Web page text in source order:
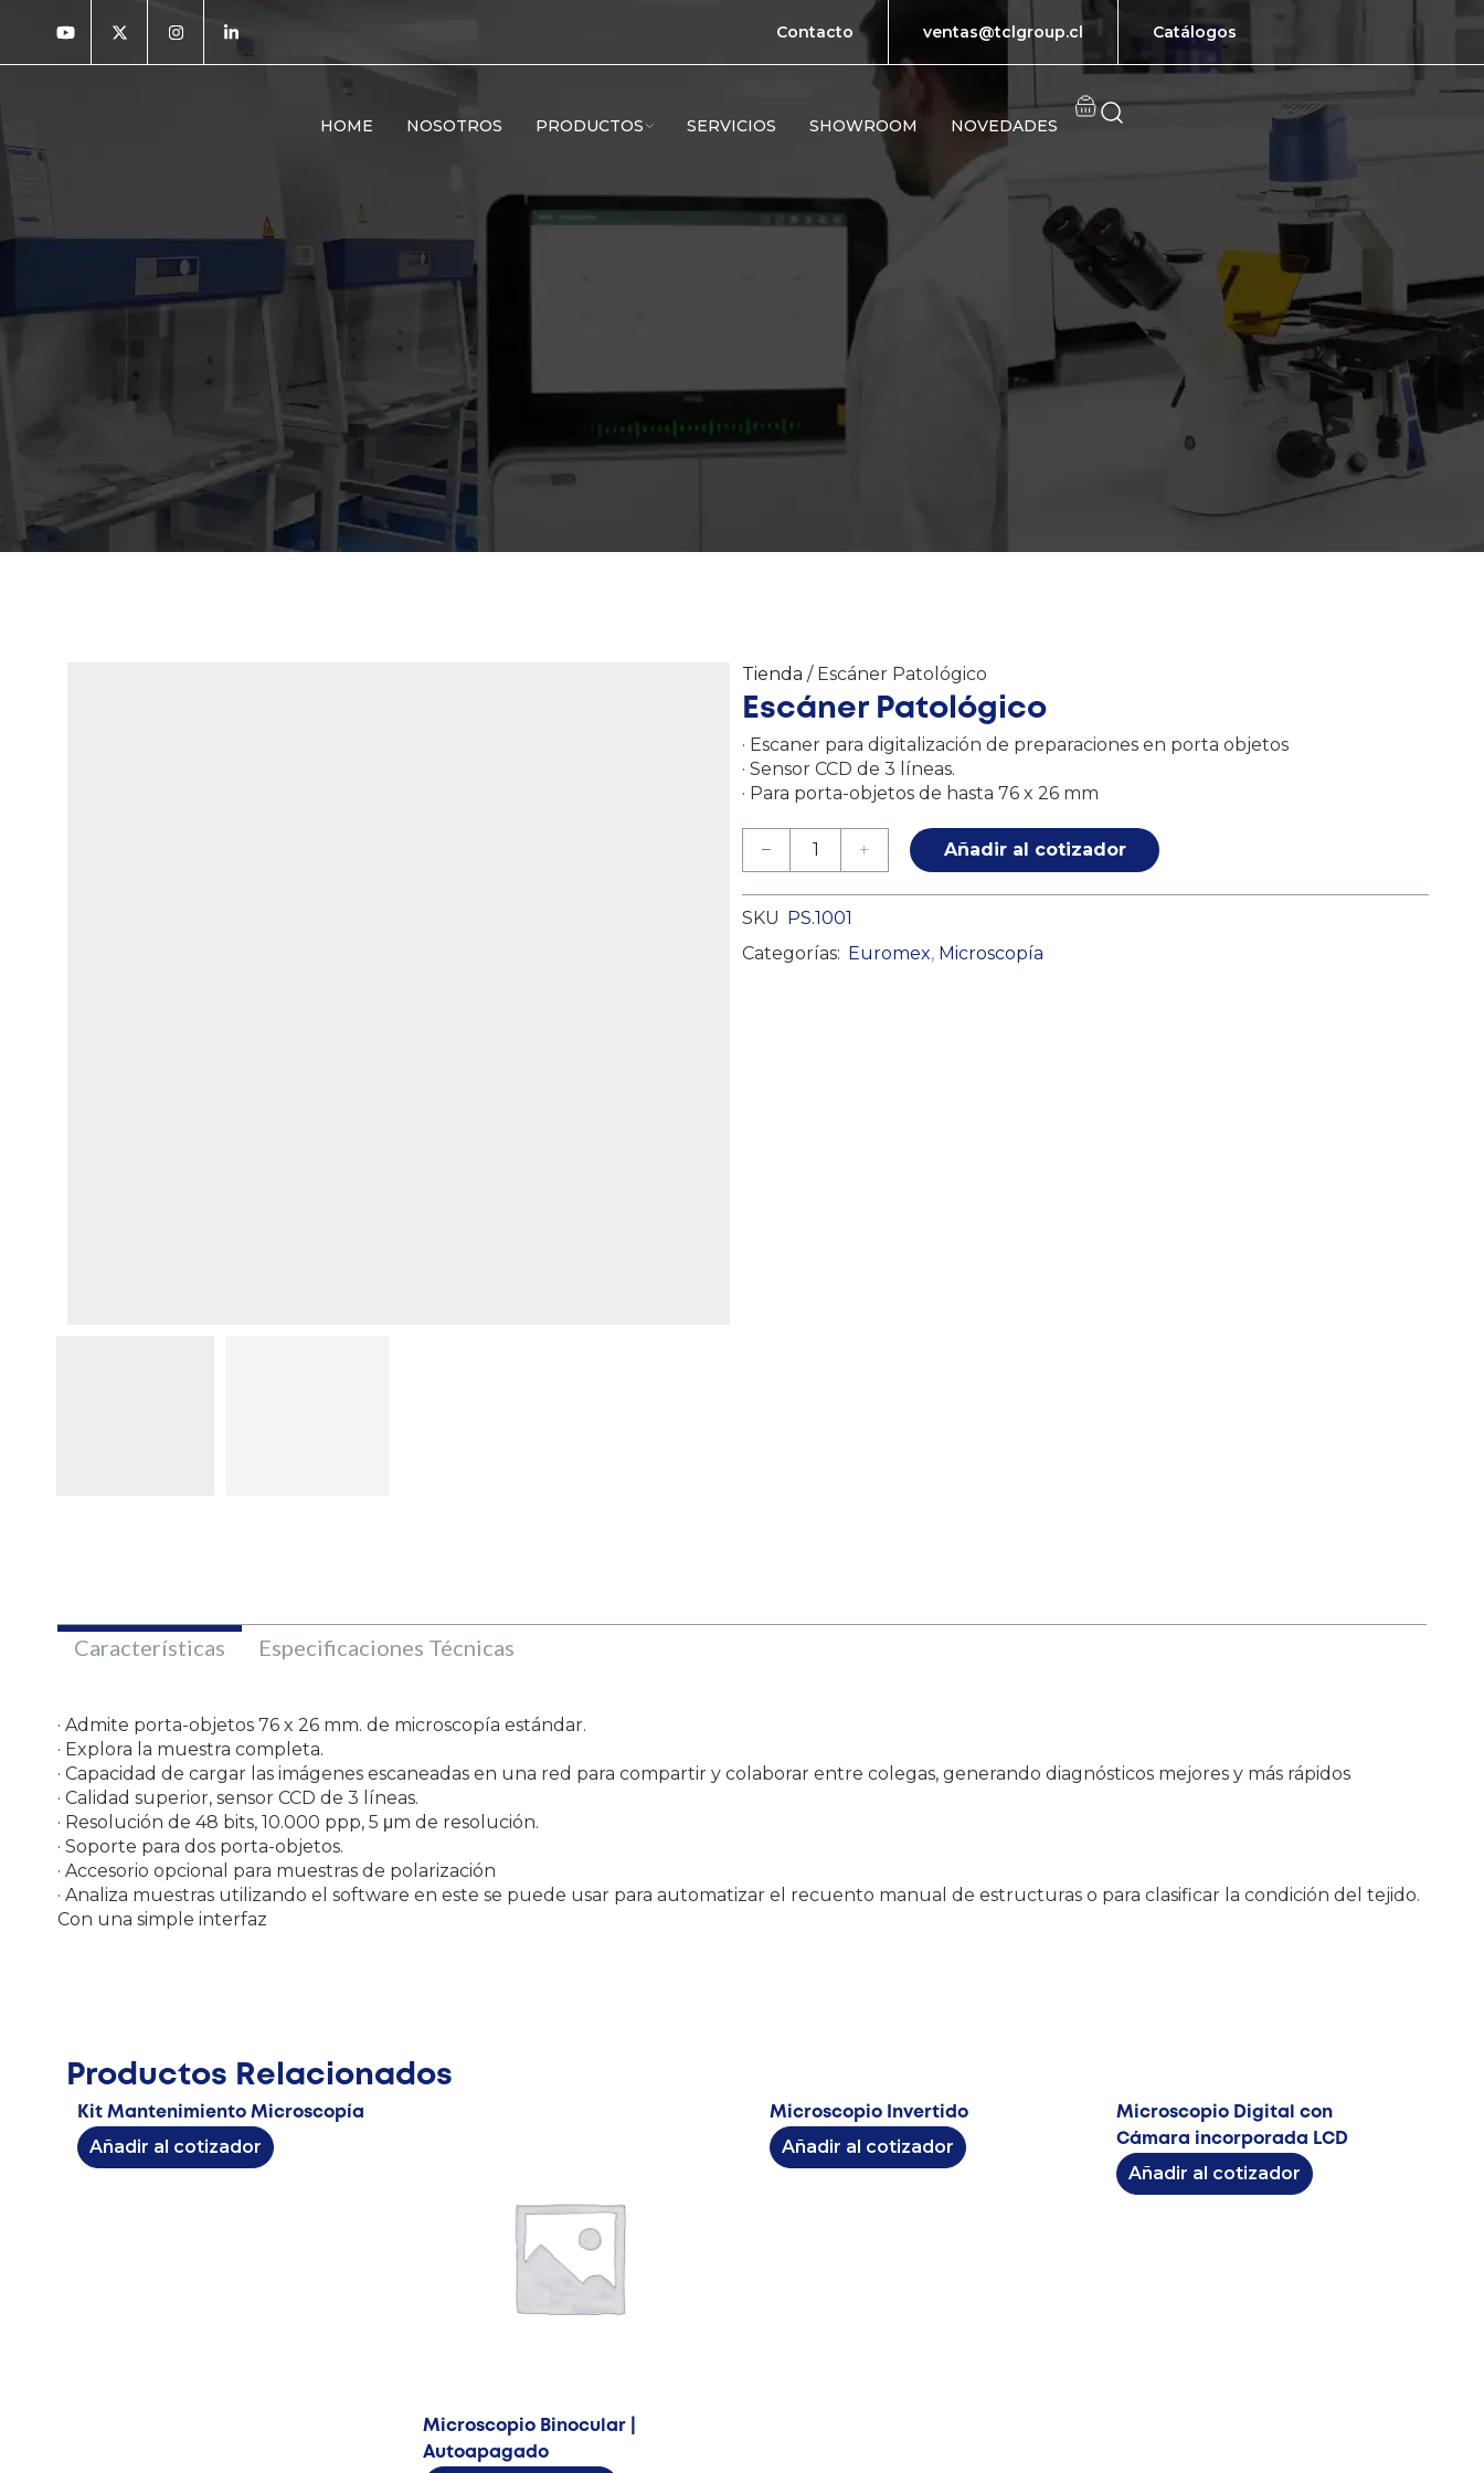
Contacto ventas@tclgroup.cl Catálogos
HOME NOSOTROS PRODUCTOS SERVICIOS SHOWROOM NOVEDADES
Tienda / Escáner Patológico
Escáner Patológico
· Escaner para digitalización de preparaciones en porta objetos
· Sensor CCD de 3 líneas.
· Para porta-objetos de hasta 76 x 26 mm
Añadir al cotizador
SKU PS.1001
Categorías: Euromex, Microscopía
Características Especificaciones Técnicas
· Admite porta-objetos 76 x 26 mm. de microscopía estándar.
· Explora la muestra completa.
· Capacidad de cargar las imágenes escaneadas en una red para compartir y colaborar entre colegas, generando diagnósticos mejores y más rápidos
· Calidad superior, sensor CCD de 3 líneas.
· Resolución de 48 bits, 10.000 ppp, 5 μm de resolución.
· Soporte para dos porta-objetos.
· Accesorio opcional para muestras de polarización
· Analiza muestras utilizando el software en este se puede usar para automatizar el recuento manual de estructuras o para clasificar la condición del tejido.
Con una simple interfaz
Productos Relacionados
Kit Mantenimiento Microscopía
Añadir al cotizador
Microscopio Binocular |
Autoapagado
Destacado
Microscopio Invertido
Añadir al cotizador
Microscopio Digital con
Cámara incorporada LCD
Añadir al cotizador